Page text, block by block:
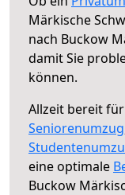
Märkische
nach Buckow
damit Sie
können.
Allzeit bereit
Seniorenumzug
eine optimale
Buckow